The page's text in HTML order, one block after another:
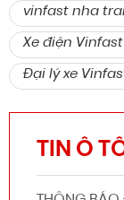
vinfast nha
Xe điện Vinfast
Đại lý xe
TIN Ô